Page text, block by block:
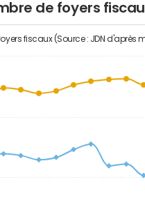
de foyers
fiscaux (Source : JDN d'après